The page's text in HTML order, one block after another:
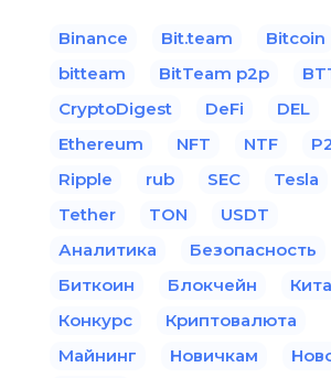
Binance Bit.team
Bitcoin
bitteam
BitTeam p2p
CryptoDigest
DeFi
DEL
Ethereum
NFT NTF
Ripple
rub SEC
Tesla
Tether
TON
USDT
Аналитика
Безопасность
Биткоин
Блокчейн
Конкурс
Криптовалюта
Майнинг
Новичкам